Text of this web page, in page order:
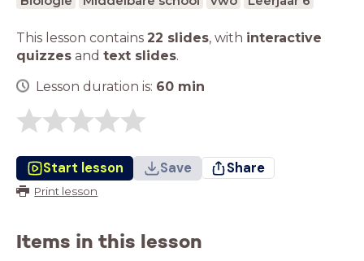
This lesson contains 22 slides, with interactive
quizzes and text slides.
Lesson duration is: 60 min
Start lesson Save Share
Print lesson
Items in this lesson